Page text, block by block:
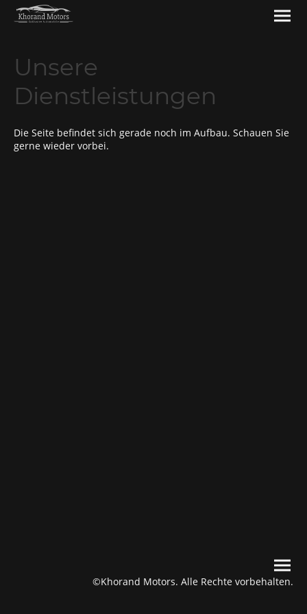
Unsere
Dienstleistungen
Die Seite befindet sich gerade noch im Aufbau. Schauen Sie
gerne wieder vorbei.
©Khorand Motors. Alle Rechte vorbehalten.